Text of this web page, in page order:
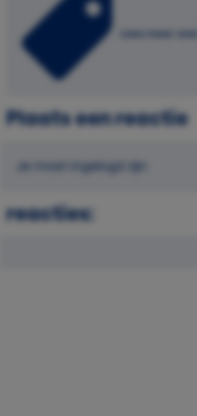
Lees meer over:
Plaats een reactie
Je moet ingelogd zijn
reacties: